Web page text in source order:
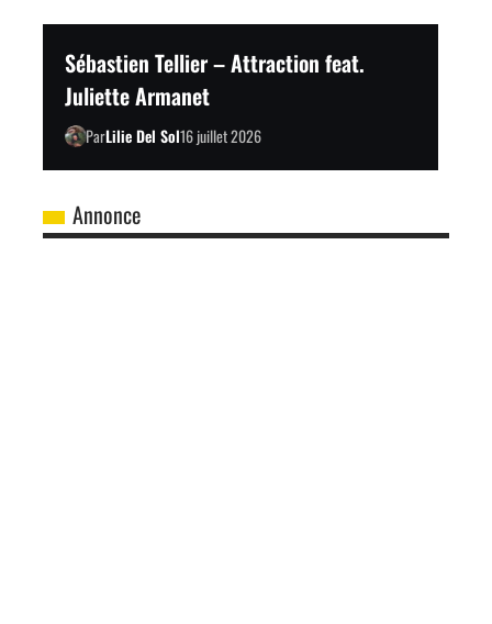
Sébastien Tellier – Attraction feat.
Juliette Armanet
ParLilie Del Sol16 juillet 2026
Annonce